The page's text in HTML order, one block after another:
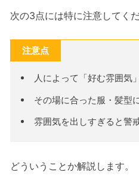
次の3点には特に注意してくだ
注意点
人によって「好む雰囲気
その場に合った服・髪型
雰囲気を出しすぎると警
どういうことか解説します。